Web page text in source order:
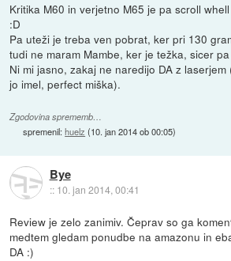
Kritika M60 in verjetno M65 je pa scroll
:D
Pa uteži je treba ven pobrat, ker pri 130
tudi ne maram Mambe, ker je težka, sicer
Ni mi jasno, zakaj ne naredijo DA z
jo imel, perfect miška).
Zgodovina sprememb…
spremenil:huelz (10. jan 2014 ob 00:05)
Bye
:: 10. jan 2014, 00:41
Review je zelo zanimiv. Čeprav so ga
medtem gledam ponudbe na amazonu in
DA :)